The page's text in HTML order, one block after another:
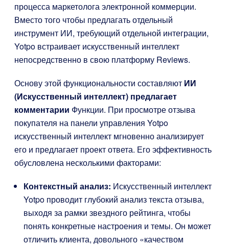
процесса маркетолога электронной коммерции.
Вместо того чтобы предлагать отдельный
инструмент ИИ, требующий отдельной интеграции,
Yotpo встраивает искусственный интеллект
непосредственно в свою платформу Reviews.
Основу этой функциональности составляют ИИ
(Искусственный интеллект) предлагает
комментарии Функции. При просмотре отзыва
покупателя на панели управления Yotpo
искусственный интеллект мгновенно анализирует
его и предлагает проект ответа. Его эффективность
обусловлена несколькими факторами:
Контекстный анализ: Искусственный интеллект
Yotpo проводит глубокий анализ текста отзыва,
выходя за рамки звездного рейтинга, чтобы
понять конкретные настроения и темы. Он может
отличить клиента, довольного «качеством